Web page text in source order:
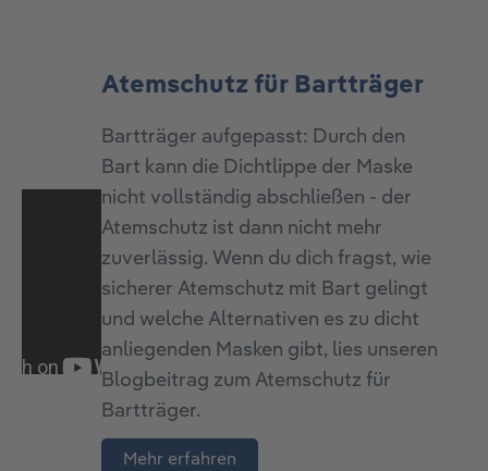
Atemschutz für Bartträger
Bartträger aufgepasst: Durch den
Bart kann die Dichtlippe der Maske
nicht vollständig abschließen - der
Atemschutz ist dann nicht mehr
zuverlässig. Wenn du dich fragst, wie
sicherer Atemschutz mit Bart gelingt
und welche Alternativen es zu dicht
anliegenden Masken gibt, lies unseren
Blogbeitrag zum Atemschutz für
Bartträger.
Mehr erfahren